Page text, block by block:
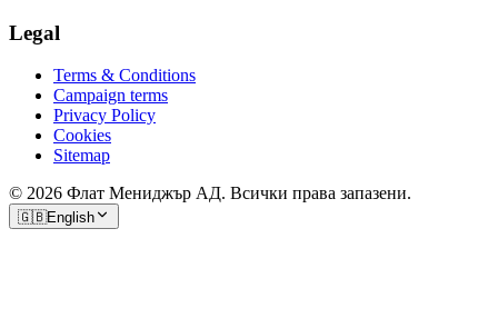
Legal
Terms & Conditions
Campaign terms
Privacy Policy
Cookies
Sitemap
© 2026 Флат Мениджър АД. Всички права запазени.
🇬🇧English